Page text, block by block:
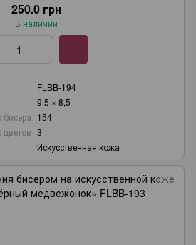
250.0 грн
В наличии
FLBB-194
9,5 × 8,5
бисера 154
цветов 3
Искусственная кожа